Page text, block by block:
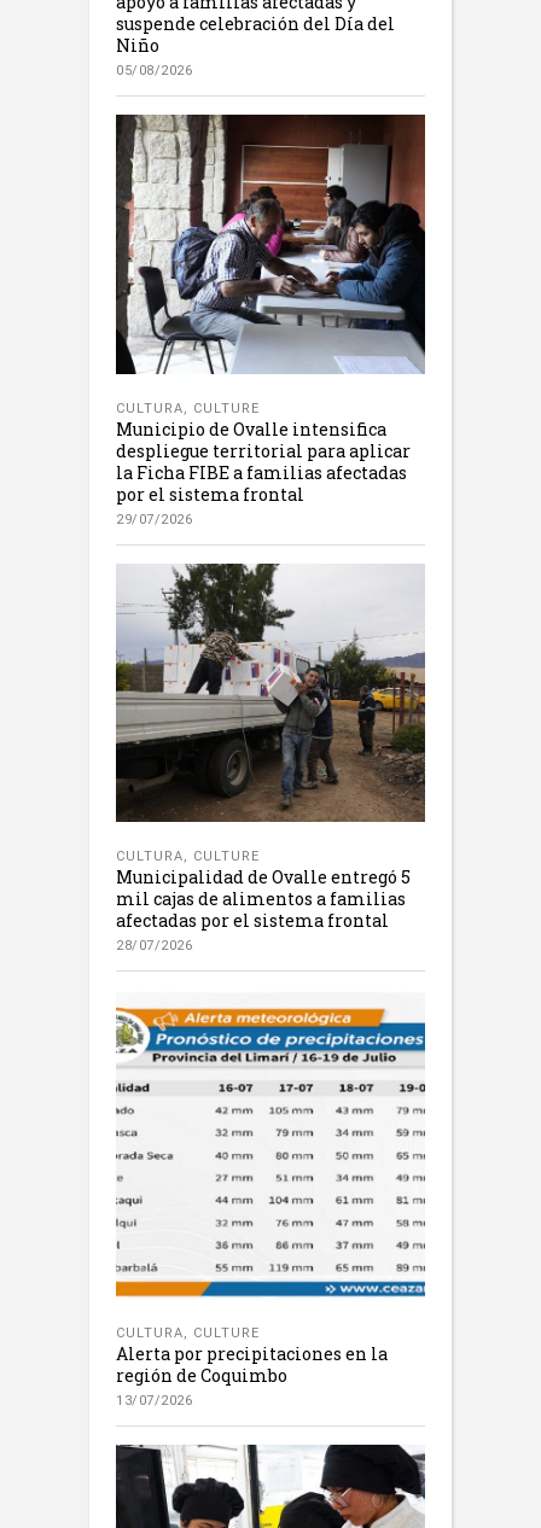
suspende celebración del Día del
Niño
05/08/2026
CULTURA, CULTURE
Municipio de Ovalle intensifica
despliegue territorial para aplicar
la Ficha FIBE a familias afectadas
por el sistema frontal
29/07/2026
CULTURA, CULTURE
Municipalidad de Ovalle entregó 5
mil cajas de alimentos a familias
afectadas por el sistema frontal
28/07/2026
CULTURA, CULTURE
Alerta por precipitaciones en la
región de Coquimbo
13/07/2026